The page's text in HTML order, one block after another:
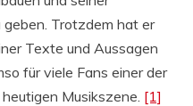
Trotzdem hat er
Texte und Aussagen
für viele Fans einer der
Musikszene. [1]